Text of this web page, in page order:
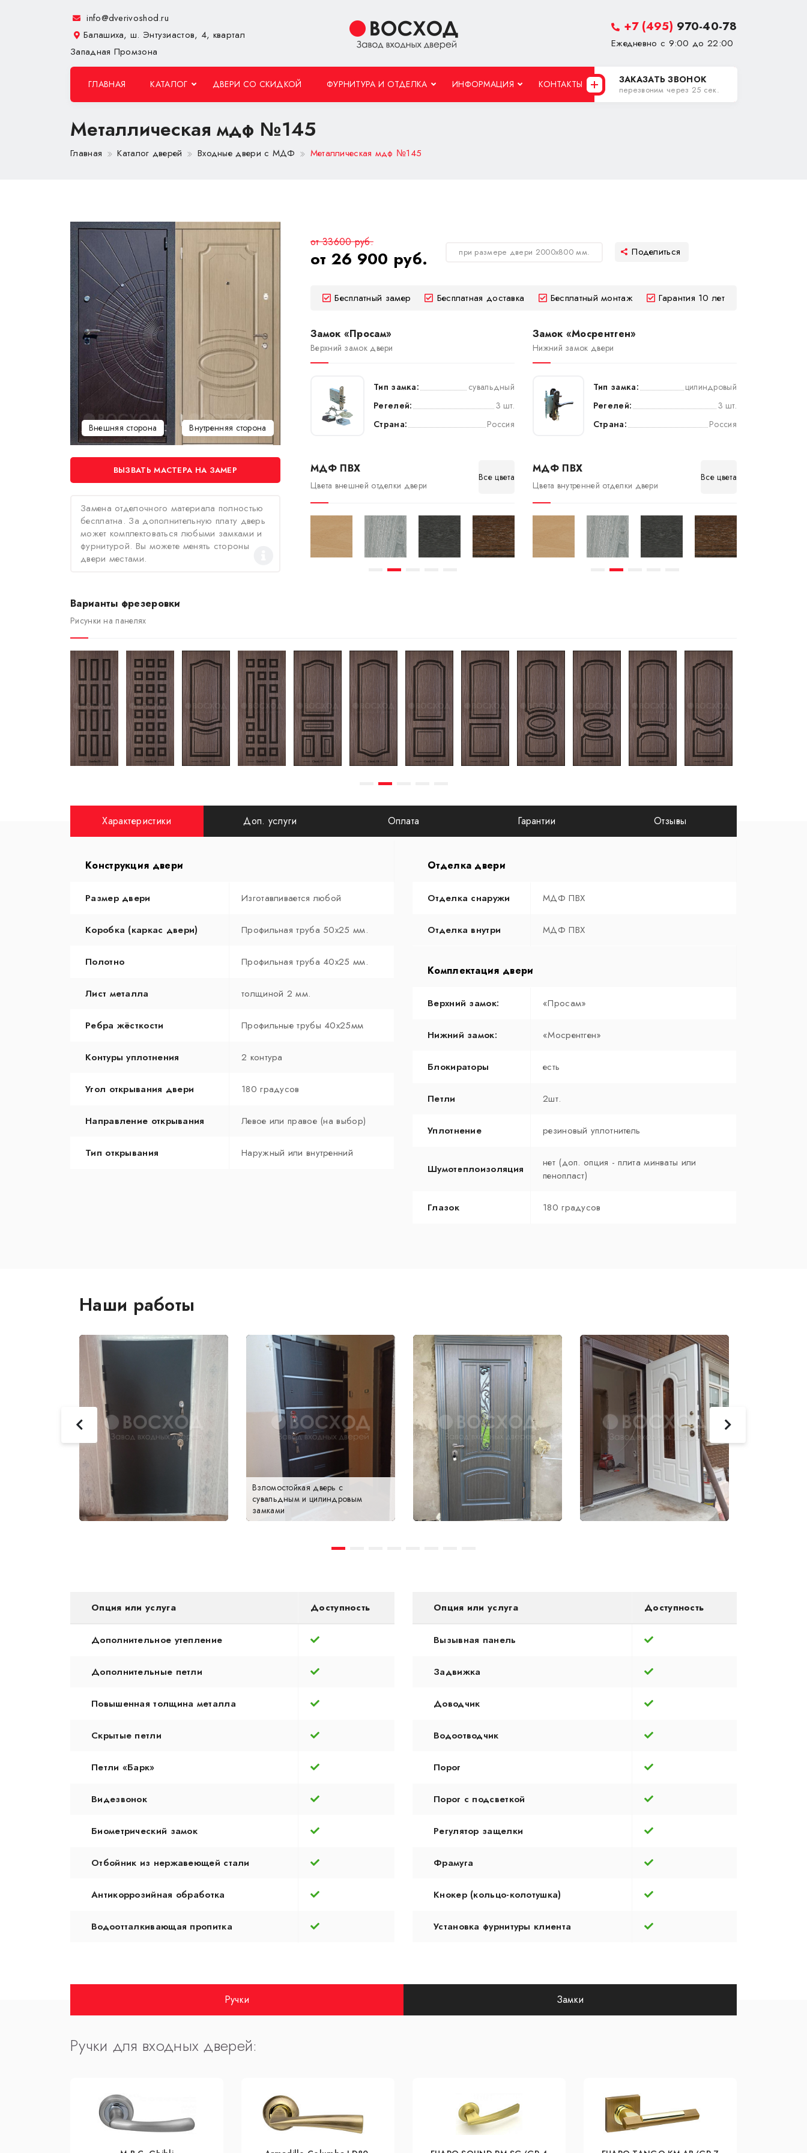
info@dverivoshod.ru
Балашиха, ш. Энтузиастов, 4, квартал
Западная Промзона
+7 (495) 970-40-78
Ежедневно с 9:00 до 22:00
ГЛАВНАЯ КАТАЛОГ ДВЕРИ СО СКИДКОЙ ФУРНИТУРА И ОТДЕЛКА ИНФОРМАЦИЯ КОНТАКТЫ ЗАКАЗАТЬ ЗВОНОК
перезвоним через 25 сек.
Металлическая мдф №145
Главная Каталог дверей Входные двери с МДФ Металлическая мдф №145
Внешняя сторона Внутренняя сторона
ВЫЗВАТЬ МАСТЕРА НА ЗАМЕР
Замена отделочного материала полностью
бесплатна. За дополнительную плату дверь
может комплектоваться любыми замками и
фурнитурой. Вы можете менять стороны
двери местами.
от 33600 руб.
от 26 900 руб. при размере двери 2000х800 мм.
Бесплатный замер Бесплатная доставка Бесплатный монтаж Гарантия 10 лет
Замок «Просам»
Верхний замок двери
Тип замка:
сувальдный
Регелей:
3 шт.
Страна:
Россия
Замок «Мосрентген»
Нижний замок двери
Тип замка:
цилиндровый
Регелей:
3 шт.
Страна:
Россия
МДФ ПВХ
Цвета внешней отделки двери
Все цвета
МДФ ПВХ
Цвета внутренней отделки двери
Все цвета
Варианты фрезеровки
Рисунки на панелях
Характеристики Доп. услуги Оплата Гарантии Отзывы
Конструкция двери
Размер двери Изготавливается любой
Коробка (каркас двери) Профильная труба 50х25 мм.
Полотно Профильная труба 40х25 мм.
Лист металла толщиной 2 мм.
Ребра жёсткости Профильные трубы 40х25мм
Контуры уплотнения 2 контура
Угол открывания двери 180 градусов
Направление открывания Левое или правое (на выбор)
Тип открывания Наружный или внутренний
Отделка двери
Отделка снаружи МДФ ПВХ
Отделка внутри МДФ ПВХ
Комплектация двери
Верхний замок: «Просам»
Нижний замок: «Мосрентген»
Блокираторы есть
Петли 2шт.
Уплотнение резиновый уплотнитель
Шумотеплоизоляция
нет (доп. опция - плита минваты или
пенопласт)
Глазок 180 градусов
Наши работы
Взломостойкая дверь с
сувальдным и цилиндровым
замками
Опция или услуга Доступность
Дополнительное утепление
Дополнительные петли
Повышенная толщина металла
Скрытые петли
Петли «Барк»
Видезвонок
Биометрический замок
Отбойник из нержавеющей стали
Антикоррозийная обработка
Водоотталкивающая пропитка
Опция или услуга Доступность
Вызывная панель
Задвижка
Доводчик
Водоотводчик
Порог
Порог с подсветкой
Регулятор защелки
Фрамуга
Кнокер (кольцо-колотушка)
Установка фурнитуры клиента
Ручки Замки
Ручки для входных дверей: